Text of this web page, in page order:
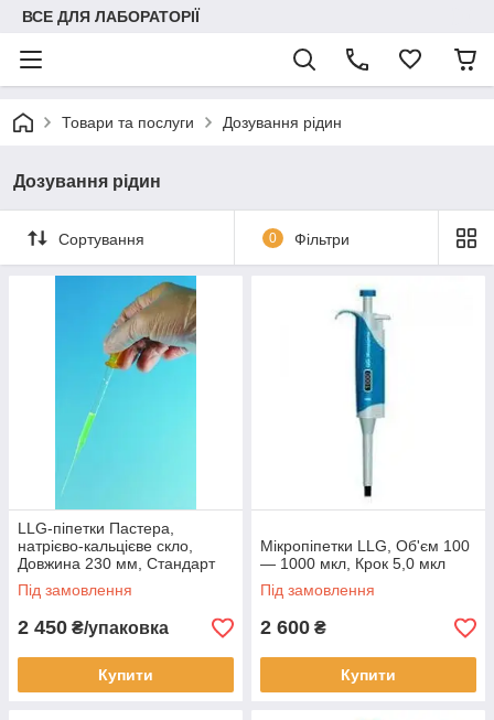
ВСЕ ДЛЯ ЛАБОРАТОРІЇ
Товари та послуги Дозування рідин
Дозування рідин
Сортування 0 Фільтри
LLG-піпетки Пастера,
натрієво-кальцієве скло,
Довжина 230 мм, Стандарт
ISO 7712
Під замовлення
2 450 ₴/упаковка
Купити
Мікропіпетки LLG, Об'єм 100
— 1000 мкл, Крок 5,0 мкл
Під замовлення
2 600 ₴
Купити